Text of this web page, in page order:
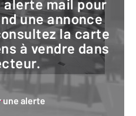
une annonce
la carte
à vendre dans
une alerte